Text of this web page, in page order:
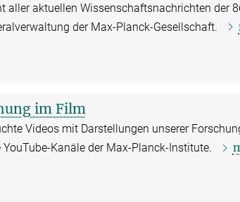
aller aktuellen Wissenschaftsnachrichten der
der Max-Planck-Gesellschaft.
im Film
Videos mit Darstellungen unserer
YouTube-Kanäle der Max-Planck-Institute.